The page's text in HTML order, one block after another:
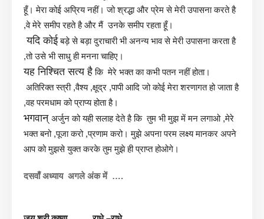
हूँ। मेरा कोई अप्रिय नहीं। जो श्रद्धा और प्रेम से मेरी उपासना करते है
,वे मेरे समीप रहते है और मैं उनके समीप रहता हूँ।
यदि कोईबड़े से बड़ा दुराचारी भी अनन्य भाव से मेरी उपासना करता है
,तो उसे भी साधु ही मनना चाहिए।
यह निश्चित सत्य हैकि मेरे भक्त का कभी पतन नहीं होता।
अतिरिक्त स्त्री ,वैश्य ,क्षूद्र ,पापी आदि जो कोईमेरा शरणागत हो जाता है
,वह परमधाम को प्राप्य होता है।
भगवान् अर्जुन को यही सलाह देते है कि तुम भी मुझ में मन लगाओ ,मेरे
भक्त बनो ,पूजा करो ,प्रणाम करो। मुझे अपना परम लक्ष्य मानकर अपने
आप को मुझसे युक्त करके तुम मुझे ही प्राप्त होओगे।
दसवाँ अध्याय अगले अंक में ….